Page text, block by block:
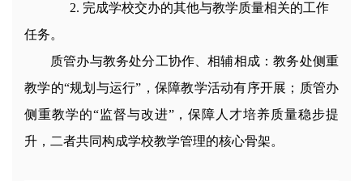
2. 完成学校交办的其他与教学质量相关的工作
任务。
质管办与教务处分工协作、相辅相成：教务处侧重
教学的“规划与运行”，保障教学活动有序开展；质管办
侧重教学的“监督与改进”，保障人才培养质量稳步提
升，二者共同构成学校教学管理的核心骨架。